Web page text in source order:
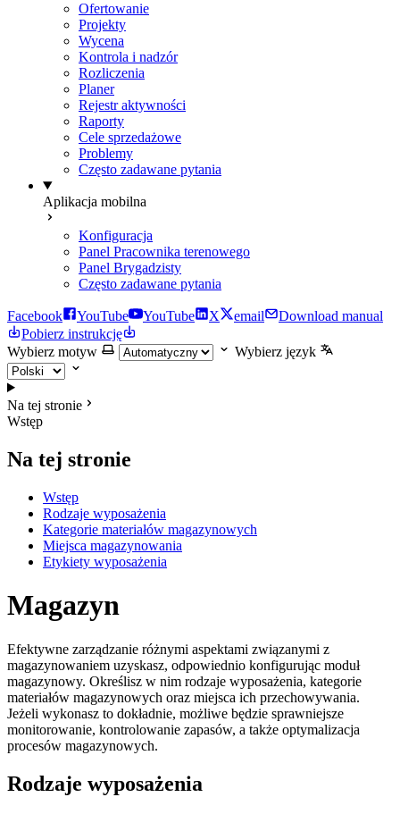
Ofertowanie
Projekty
Wycena
Kontrola i nadzór
Rozliczenia
Planer
Rejestr aktywności
Raporty
Cele sprzedażowe
Problemy
Często zadawane pytania
Aplikacja mobilna
Konfiguracja
Panel Pracownika terenowego
Panel Brygadzisty
Często zadawane pytania
Facebook YouTube YouTube X email
Download manual
Pobierz instrukcję
Wybierz motyw
Wybierz język
Na tej stronie
Wstęp
Na tej stronie
Wstęp
Rodzaje wyposażenia
Kategorie materiałów magazynowych
Miejsca magazynowania
Etykiety wyposażenia
Magazyn
Efektywne zarządzanie różnymi aspektami związanymi z
magazynowaniem uzyskasz, odpowiednio konfigurując moduł
magazynowy. Określisz w nim rodzaje wyposażenia, kategorie
materiałów magazynowych oraz miejsca ich przechowywania.
Jeżeli wykonasz to dokładnie, możliwe będzie sprawniejsze
monitorowanie, kontrolowanie zapasów, a także optymalizacja
procesów magazynowych.
Rodzaje wyposażenia